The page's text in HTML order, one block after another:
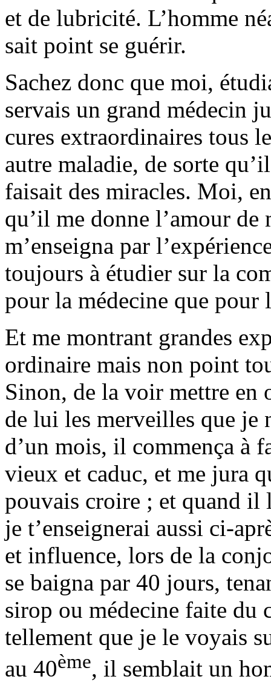
et de lubricité. L’homme
sait point se guérir.
Sachez donc que moi,
servais un grand médecin
cures extraordinaires tous
autre maladie, de sorte
faisait des miracles. Moi,
qu’il me donne l’amour
m’enseigna par
toujours à étudier sur la
pour la médecine que pour
Et me montrant grandes
ordinaire mais non point
Sinon, de la voir mettre en
de lui les merveilles que je
d’un mois, il commença à
vieux et caduc, et me jura
pouvais croire ; et quand il
je t’enseignerai aussi ci-
et influence, lors de la
se baigna par 40 jours,
sirop ou médecine faite du
tellement que je le voyais
au 40ème, il semblait un